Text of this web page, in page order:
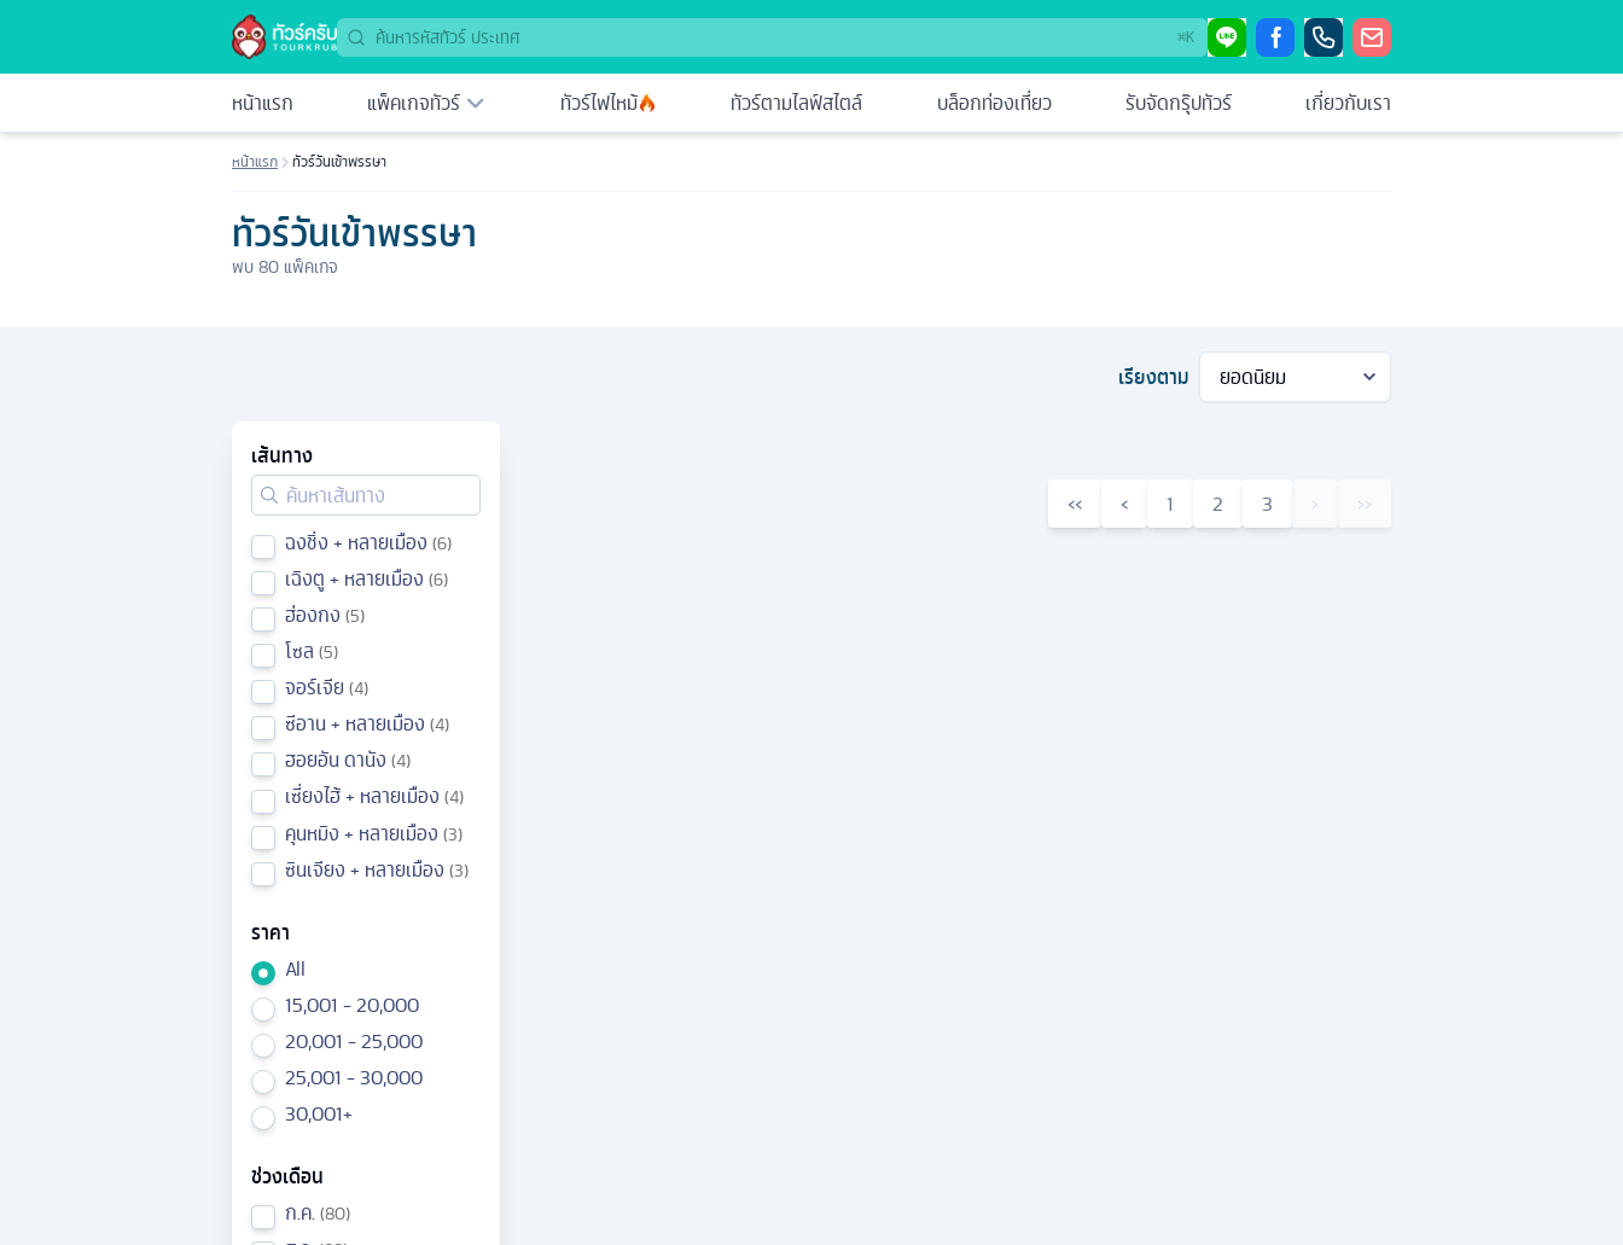
⌘K
หน้าแรก แพ็คเกจทัวร์ ทัวร์ไฟไหม้ ทัวร์ตามไลฟ์สไตล์ บล็อกท่องเที่ยว รับจัดกรุ๊ปทัวร์ เกี่ยวกับเรา
หน้าแรก ทัวร์วันเข้าพรรษา
ทัวร์วันเข้าพรรษา
พบ80 แพ็คเกจ
เรียงตาม
เส้นทาง
ฉงชิ่ง + หลายเมือง 6
เฉิงตู + หลายเมือง 6
ฮ่องกง 5
โซล 5
จอร์เจีย 4
ซีอาน + หลายเมือง 4
ฮอยอัน ดานัง 4
เซี่ยงไฮ้ + หลายเมือง 4
คุนหมิง + หลายเมือง 3
ซินเจียง + หลายเมือง 3
ราคา
All
15,001 - 20,000
20,001 - 25,000
25,001 - 30,000
30,001+
ช่วงเดือน
ก.ค. 80
‹‹ ‹ 1 2 3 › ››